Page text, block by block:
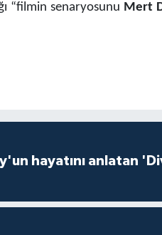
“filmin senaryosunu Mert
hayatını anlatan